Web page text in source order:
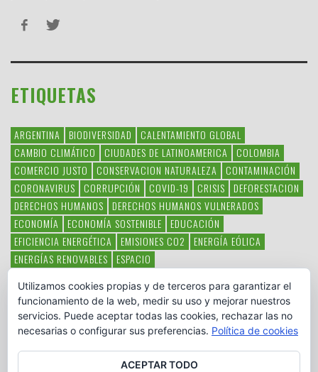
ETIQUETAS
ARGENTINA BIODIVERSIDAD
CALENTAMIENTO GLOBAL
CAMBIO CLIMÁTICO
CIUDADES DE LATINOAMERICA
COLOMBIA
COMERCIO JUSTO
CONSERVACION NATURALEZA
CONTAMINACIÓN
CORONAVIRUS
CORRUPCIÓN COVID-19 CRISIS
DEFORESTACION
DERECHOS HUMANOS
DERECHOS HUMANOS VULNERADOS
ECONOMÍA
ECONOMÍA SOSTENIBLE
EDUCACIÓN
EFICIENCIA ENERGÉTICA
EMISIONES CO2
ENERGÍA EÓLICA
ENERGÍAS RENOVABLES
ESPACIO
HAMBRE LATINOAMÉRICA MEDIO AMBIENTE
MÉXICO
OBJETIVOS DEL MILENIO
ONGS PAZ POBREZA POESÍA
POLITICA
PUEBLOS INDÍGENAS RSC RSE
SOBERANÍA ALIMENTARIA
SOLIDARIDAD SOSTENIBILIDAD TECNOLOGÍA VERTIDO PETROLEO
Utilizamos cookies propias y de terceros para garantizar el
funcionamiento de la web, medir su uso y mejorar nuestros
servicios. Puede aceptar todas las cookies, rechazar las no
necesarias o configurar sus preferencias. Política de cookies
ACEPTAR TODO